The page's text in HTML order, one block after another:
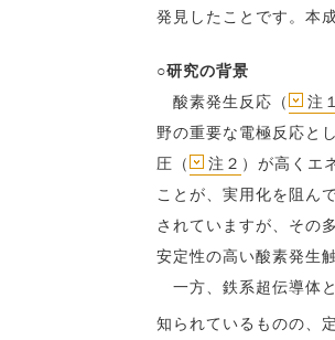
発見したことです。本
○研究の背景
酸素発生反応（
注１
野の重要な電極反応と
圧（
注２ ）が高くエ
ことが、実用化を阻ん
されていますが、その
安定性の高い酸素発生
一方、鉄系超伝導体
知られているものの、